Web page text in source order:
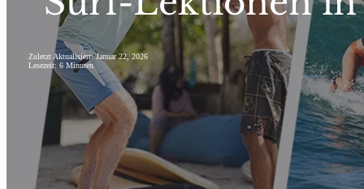
Zuletzt Aktualisiert: Januar 22, 2026
Lesezeit: 6 Minuten